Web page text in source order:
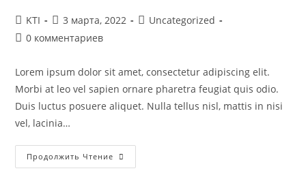
Автор
записи:
KTI
Запись
опубликована:
3 марта, 2022
Рубрика
Uncategorized
Комментарии
записи:
0 комментариев
Lorem ipsum dolor sit amet, consectetur adipiscing elit.
Morbi at leo vel sapien ornare pharetra feugiat quis odio.
Duis luctus posuere aliquet. Nulla tellus nisl, mattis in nisi
vel, lacinia…
Продолжить Чтение Катерина
Тарбо-